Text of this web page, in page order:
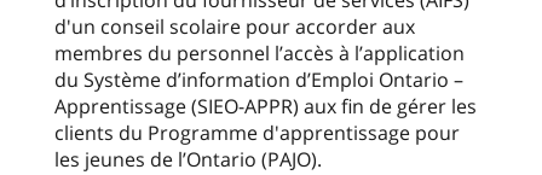
d'un conseil scolaire pour accorder aux
membres du personnel l’accès à l’application
du Système d’information d’Emploi Ontario –
Apprentissage (SIEO-APPR) aux fin de gérer les
clients du Programme d'apprentissage pour
les jeunes de l’Ontario (PAJO).